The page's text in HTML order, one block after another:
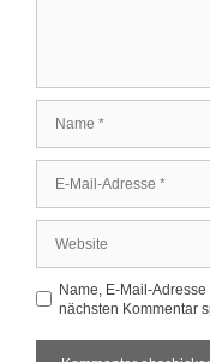
Mail-
Adresse
Name, E-Mail-
nächsten Kommentar